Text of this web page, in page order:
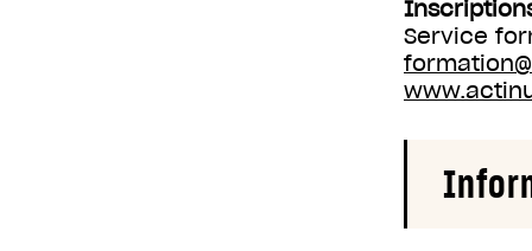
Service